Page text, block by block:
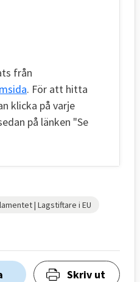
från
. För att hitta
klicka på varje
på länken "Se
| Lagstiftare i EU
Skriv ut